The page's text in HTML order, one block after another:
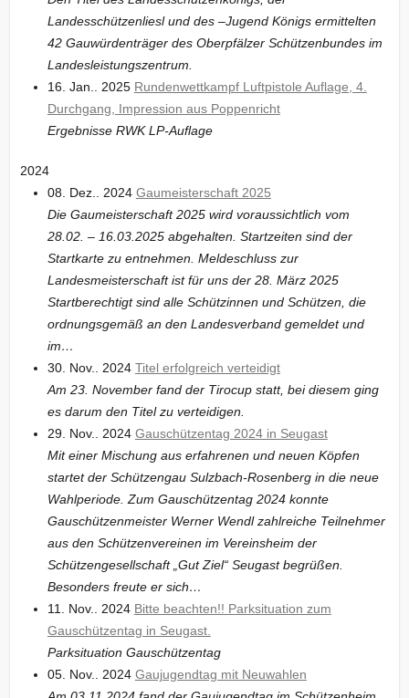
Landesschützenliesl und des –Jugend Königs ermittelten
42 Gauwürdenträger des Oberpfälzer Schützenbundes im
Landesleistungszentrum.
16. Jan.. 2025 Rundenwettkampf Luftpistole Auflage, 4.
Durchgang, Impression aus Poppenricht
Ergebnisse RWK LP-Auflage
2024
08. Dez.. 2024 Gaumeisterschaft 2025
Die Gaumeisterschaft 2025 wird voraussichtlich vom
28.02. – 16.03.2025 abgehalten. Startzeiten sind der
Startkarte zu entnehmen. Meldeschluss zur
Landesmeisterschaft ist für uns der 28. März 2025
Startberechtigt sind alle Schützinnen und Schützen, die
ordnungsgemäß an den Landesverband gemeldet und
im…
30. Nov.. 2024 Titel erfolgreich verteidigt
Am 23. November fand der Tirocup statt, bei diesem ging
es darum den Titel zu verteidigen.
29. Nov.. 2024 Gauschützentag 2024 in Seugast
Mit einer Mischung aus erfahrenen und neuen Köpfen
startet der Schützengau Sulzbach-Rosenberg in die neue
Wahlperiode. Zum Gauschützentag 2024 konnte
Gauschützenmeister Werner Wendl zahlreiche Teilnehmer
aus den Schützenvereinen im Vereinsheim der
Schützengesellschaft „Gut Ziel“ Seugast begrüßen.
Besonders freute er sich…
11. Nov.. 2024 Bitte beachten!! Parksituation zum
Gauschützentag in Seugast.
Parksituation Gauschützentag
05. Nov.. 2024 Gaujugendtag mit Neuwahlen